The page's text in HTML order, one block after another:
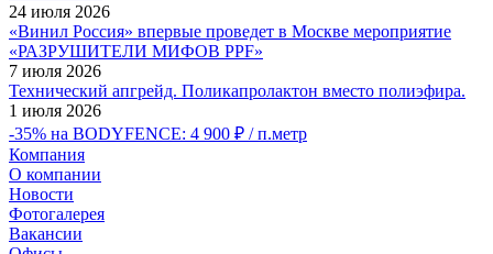
24 июля 2026
«Винил Россия» впервые проведет в Москве мероприятие
«РАЗРУШИТЕЛИ МИФОВ PPF»
7 июля 2026
Технический апгрейд. Поликапролактон вместо полиэфира.
1 июля 2026
-35% на BODYFENCE: 4 900 ₽ / п.метр
Компания
О компании
Новости
Фотогалерея
Вакансии